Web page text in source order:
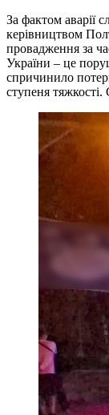
За фактом аварії
керівництвом
провадження за
України – це
спричинило
ступеня тяжкості.